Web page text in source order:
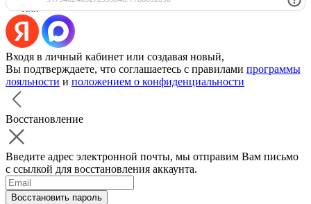
Или
Входя в личный кабинет или создавая новый,
Вы подтверждаете, что соглашаетесь с правилами программы
лояльности и положением о конфиденциальности
Восстановление
Введите адрес электронной почты, мы отправим Вам письмо
с ссылкой для восстановления аккаунта.
Восстановить пароль